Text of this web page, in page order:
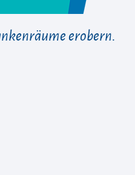
erobern.